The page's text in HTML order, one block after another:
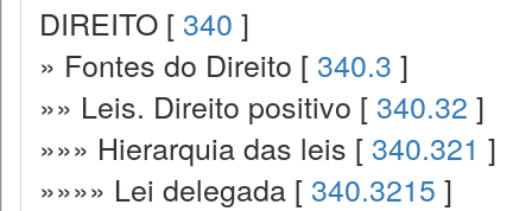
DIREITO [ 340 ]
» Fontes do Direito [ 340.3 ]
»» Leis. Direito positivo [ 340.32 ]
»»» Hierarquia das leis [ 340.321 ]
»»»» Lei delegada [ 340.3215 ]